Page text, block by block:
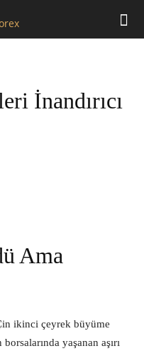
İnandırıcı
Ama
ikinci çeyrek büyüme
yaşanan aşırı